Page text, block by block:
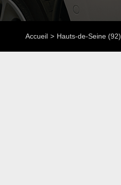
Accueil Hauts-de-Seine (92)